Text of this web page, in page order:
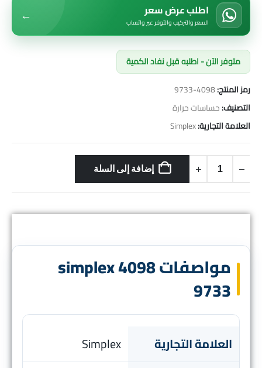
اطلب عرض سعر
السعر والتركيب والتوفر عبر واتساب ←
متوفر الآن - اطلبه قبل نفاد الكمية
رمز المنتج:4098-9733
التصنيف:حساسات حرارة
العلامة التجارية:Simplex
إضافة إلى السلة
مواصفات simplex 4098
9733
العلامة التجارية
Simplex